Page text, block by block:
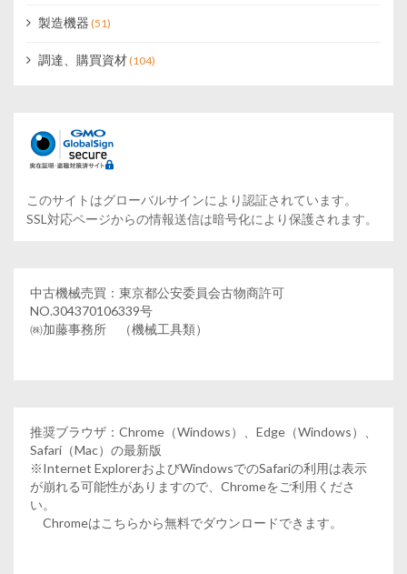
製造機器 (51)
調達、購買資材(104)
このサイトはグローバルサインにより認証されています。
SSL対応ページからの情報送信は暗号化により保護されます。
中古機械売買：東京都公安委員会古物商許可
NO.304370106339号
㈱加藤事務所 （機械工具類）
推奨ブラウザ：Chrome（Windows）、Edge（Windows）、
Safari（Mac）の最新版
※Internet ExplorerおよびWindowsでのSafariの利用は表示
が崩れる可能性がありますので、Chromeをご利用くださ
い。
Chromeはこちらから無料でダウンロードできます。